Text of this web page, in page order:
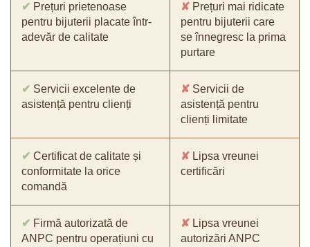
✔ Prețuri prietenoase
pentru bijuterii placate într-
adevăr de calitate
✘ Prețuri mai ridicate
pentru bijuterii care
se înnegresc la prima
purtare
✔ Servicii excelente de
asistență pentru clienți
✘ Servicii de
asistență pentru
clienți limitate
✔ Certificat de calitate și
conformitate la orice
comandă
✘ Lipsa vreunei
certificări
✔ Firmă autorizată de
ANPC pentru operațiuni cu
✘ Lipsa vreunei
autorizări ANPC